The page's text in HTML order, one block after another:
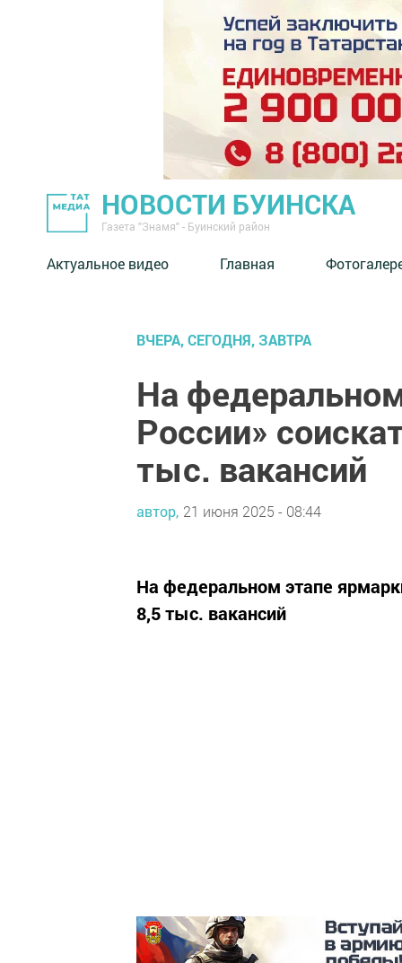
НОВОСТИ БУИНСКА
Газета "Знамя" - Буинский район
Актуальное видео Главная
ВЧЕРА, СЕГОДНЯ, ЗАВТРА
На
России»
тыс. вакансий
автор, 21 июня 2025 - 08:44
На федеральном этапе
8,5 тыс. вакансий